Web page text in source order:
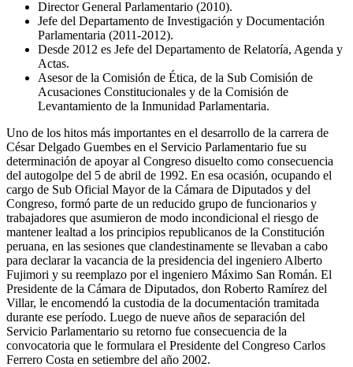
Director General Parlamentario (2010).
Jefe del Departamento de Investigación y Documentación
Parlamentaria (2011-2012).
Desde 2012 es Jefe del Departamento de Relatoría, Agenda y
Actas.
Asesor de la Comisión de Ética, de la Sub Comisión de
Acusaciones Constitucionales y de la Comisión de
Levantamiento de la Inmunidad Parlamentaria.
Uno de los hitos más importantes en el desarrollo de la carrera de
César Delgado Guembes en el Servicio Parlamentario fue su
determinación de apoyar al Congreso disuelto como consecuencia
del autogolpe del 5 de abril de 1992. En esa ocasión, ocupando el
cargo de Sub Oficial Mayor de la Cámara de Diputados y del
Congreso, formó parte de un reducido grupo de funcionarios y
trabajadores que asumieron de modo incondicional el riesgo de
mantener lealtad a los principios republicanos de la Constitución
peruana, en las sesiones que clandestinamente se llevaban a cabo
para declarar la vacancia de la presidencia del ingeniero Alberto
Fujimori y su reemplazo por el ingeniero Máximo San Román. El
Presidente de la Cámara de Diputados, don Roberto Ramírez del
Villar, le encomendó la custodia de la documentación tramitada
durante ese período. Luego de nueve años de separación del
Servicio Parlamentario su retorno fue consecuencia de la
convocatoria que le formulara el Presidente del Congreso Carlos
Ferrero Costa en setiembre del año 2002.